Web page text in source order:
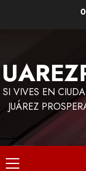
SI VIVES EN
JUÁREZ
Menú